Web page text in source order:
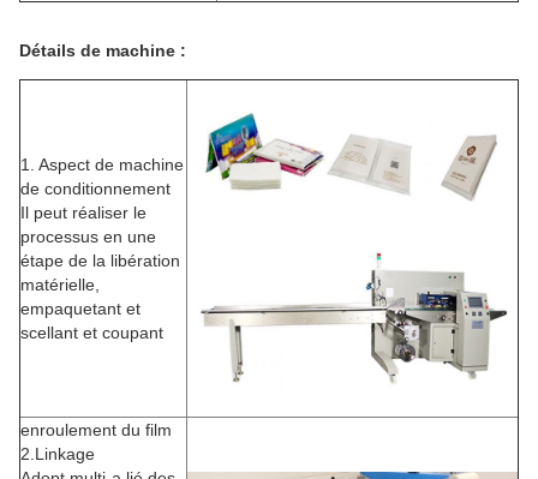
Détails de machine :
1. Aspect de machine
de conditionnement
Il peut réaliser le
processus en une
étape de la libération
matérielle,
empaquetant et
scellant et coupant
enroulement du film
2.Linkage